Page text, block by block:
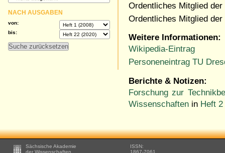
Ordentliches Mitglied
Ordentliches Mitglied
Weitere Informationen:
Wikipedia-Eintrag
Personeneintrag TU
Berichte & Notizen:
Forschung zur
Wissenschaften in Heft
NACH AUSGABEN
von:
bis:
Footer
Sächsische Akademie
der Wissenschaften
ISSN:
1867-7061